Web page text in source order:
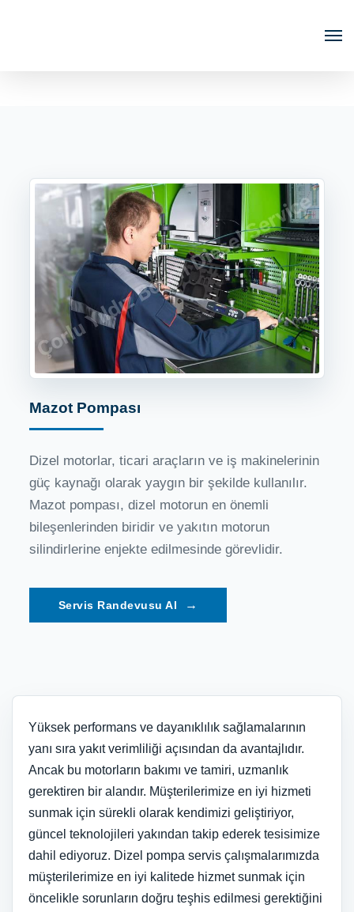
Mazot Pompası
Dizel motorlar, ticari araçların ve iş makinelerinin
güç kaynağı olarak yaygın bir şekilde kullanılır.
Mazot pompası, dizel motorun en önemli
bileşenlerinden biridir ve yakıtın motorun
silindirlerine enjekte edilmesinde görevlidir.
→
Yüksek performans ve dayanıklılık sağlamalarının
yanı sıra yakıt verimliliği açısından da avantajlıdır.
Ancak bu motorların bakımı ve tamiri, uzmanlık
gerektiren bir alandır. Müşterilerimize en iyi hizmeti
sunmak için sürekli olarak kendimizi geliştiriyor,
güncel teknolojileri yakından takip ederek tesisimize
dahil ediyoruz. Dizel pompa servis çalışmalarımızda
müşterilerimize en iyi kalitede hizmet sunmak için
öncelikle sorunların doğru teşhis edilmesi gerektiğini